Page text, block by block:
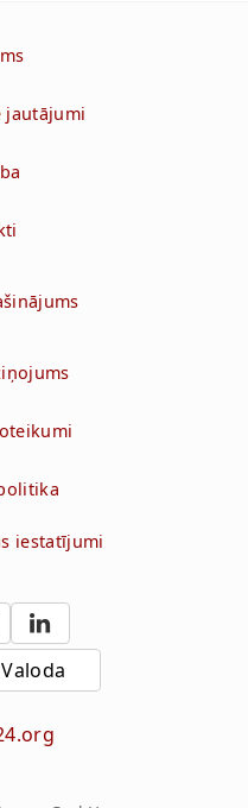
jautājumi
iestatījumi